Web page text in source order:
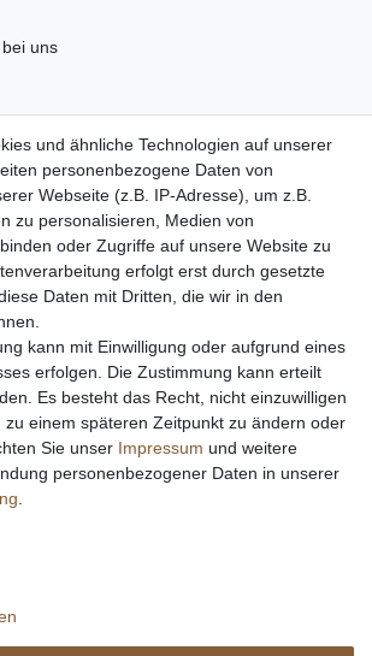
uns
Daten­schutz­erklärung AGB
und ähnliche Technologien auf unserer
personenbezogene Daten von
Webseite (z.B. IP-Adresse), um z.B.
zu personalisieren, Medien von
oder Zugriffe auf unsere Website zu
erfolgt erst durch gesetzte
Daten mit Dritten, die wir in den
kann mit Einwilligung oder aufgrund eines
erfolgen. Die Zustimmung kann erteilt
Es besteht das Recht, nicht einzuwilligen
zu einem späteren Zeitpunkt zu ändern oder
Sie unser Impressum und weitere
personenbezogener Daten in unserer